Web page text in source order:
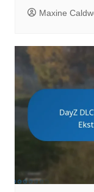
Maxine